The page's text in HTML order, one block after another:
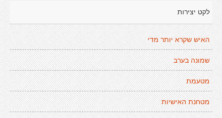
לקט יצירות
האיש שקרא יותר מדי
שמונה בערב
מטעמת
מטחנת האישיות